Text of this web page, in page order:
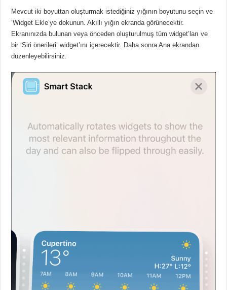
Mevcut iki boyuttan oluşturmak istediğiniz yığının boyutunu seçin ve
‘Widget Ekle’ye dokunun. Akıllı yığın ekranda görünecektir.
Ekranınızda bulunan veya önceden oluşturulmuş tüm widget’ları ve
bir ‘Siri önerileri’ widget’ını içerecektir. Daha sonra Ana ekrandan
düzenleyebilirsiniz.